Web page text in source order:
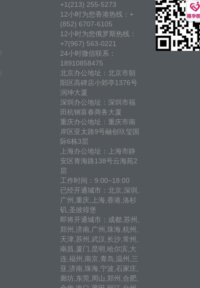
+1(213) 255-5273
12小时为您香港热线：+
(852) 6707-6105
12小时为您俄罗斯热线：
+7(967) 563-0221
24小时微信联系：
18910858475
北京办公地址：北京市朝
阳区高碑店小郊亭1376号
润坤大厦
深圳办公地址：深圳市福
田杭钢富春商务大厦
重庆办公地址：重庆市南
岸区亚太路9号融创玖玺国
际6栋3层
上海办公地址：上海市静
安区青海路138号云海苑2
层
工作时间：9:00~18:00
已经开通城市：北京,深圳,
广州,重庆,上海,香港,洛杉
矶,圣彼得堡
即将开通城市：成都,苏州,
郑州,济南,广州,珠海,杭州,
天津,苏州,武汉,长沙,常州,
南昌,厦门,昆明,哈尔滨,大
连,福州,南京,青岛,温州,三
亚,济南,珠海,宁波,石家庄,
廊坊,东莞,周山,郑州,合肥,